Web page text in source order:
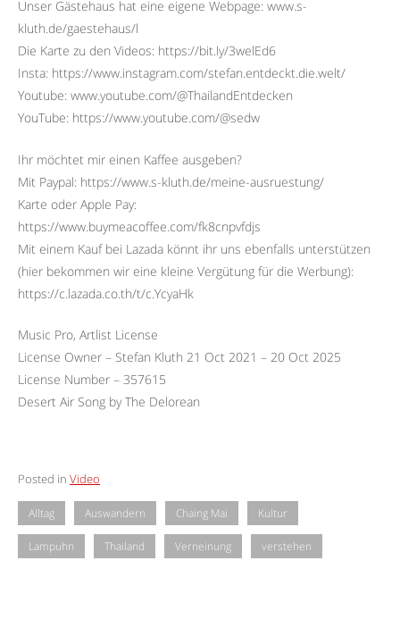
Unser Gästehaus hat eine eigene Webpage: www.s-
kluth.de/gaestehaus/l
Die Karte zu den Videos: https://bit.ly/3welEd6
Insta: https://www.instagram.com/stefan.entdeckt.die.welt/
Youtube: www.youtube.com/@ThailandEntdecken
YouTube: https://www.youtube.com/@sedw
Ihr möchtet mir einen Kaffee ausgeben?
Mit Paypal: https://www.s-kluth.de/meine-ausruestung/
Karte oder Apple Pay:
https://www.buymeacoffee.com/fk8cnpvfdjs
Mit einem Kauf bei Lazada könnt ihr uns ebenfalls unterstützen
(hier bekommen wir eine kleine Vergütung für die Werbung):
https://c.lazada.co.th/t/c.YcyaHk
Music Pro, Artlist License
License Owner – Stefan Kluth 21 Oct 2021 – 20 Oct 2025
License Number – 357615
Desert Air Song by The Delorean
Posted in Video
Alltag Auswandern Chaing Mai Kultur
Lampuhn Thailand Verneinung verstehen